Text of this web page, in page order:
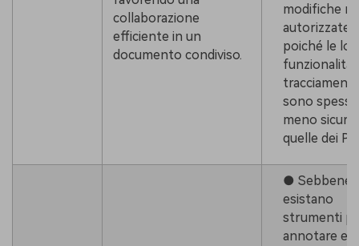
collaborazione
efficiente in un
documento condiviso.
modifiche
autorizzate,
poiché le
funzionalità
sono spesso
meno sicure
quelle dei
● Sebbene
esistano
strumenti
annotare e